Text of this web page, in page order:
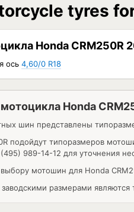
tyres
Honda CRM250R
ось 4,60/0 R18
Honda
шин представлены
подойдут типоразмеров
989-14-12 для уточнения
выбору мотошин для Honda
размерами